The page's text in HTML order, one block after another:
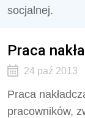
socjalnej.
Praca
24 paź 2013
Praca
pracowników,